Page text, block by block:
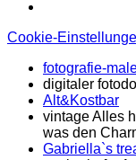
Cookie-
fotografie-
digitaler
Alt&Kostbar
vintage Alles
was den
Gabriella`s